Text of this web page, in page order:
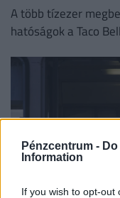
Pénzcentrum -
Information
If you wish to opt-out
A több tízezer
hatóságok a Taco